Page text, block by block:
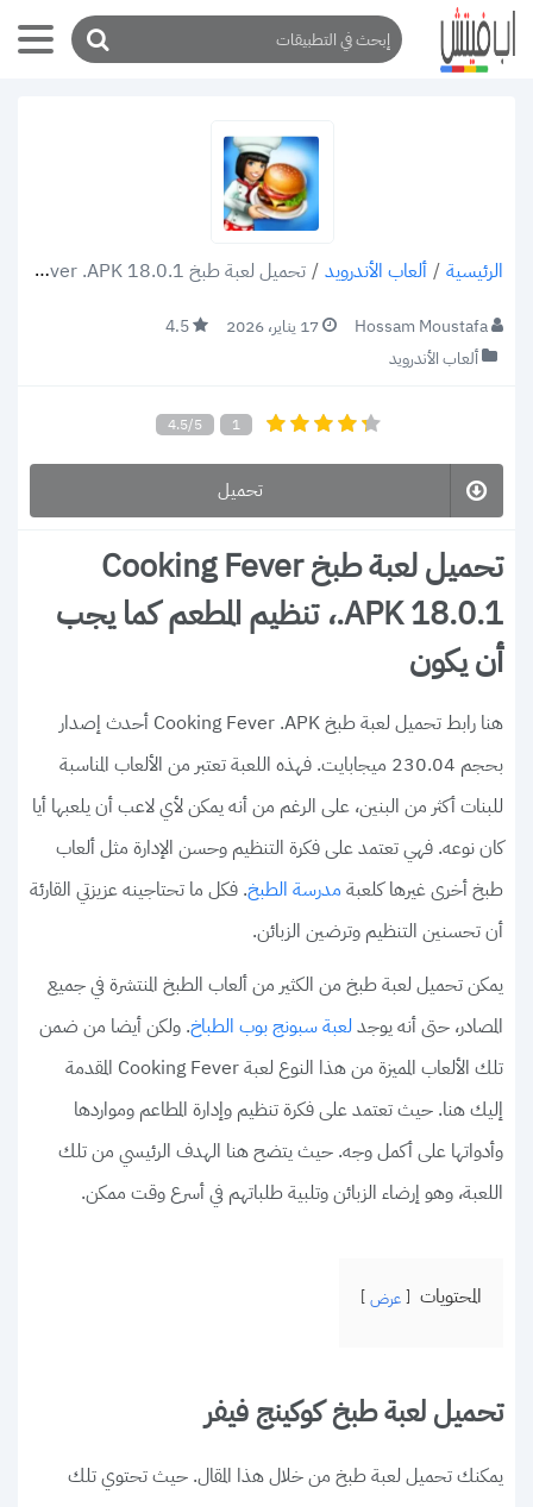
الرئيسية / ألعاب الأندرويد / تحميل لعبة طبخ Cooking Fever .APK 18.0.1، تنظيم المطعم كما يجب أن يكون
Hossam Moustafa 17 يناير، 2026
4.5
ألعاب الأندرويد
4.5/5 1
تحميل
تحميل لعبة طبخ Cooking Fever
.APK 18.0.1، تنظيم المطعم كما يجب
أن يكون
هنا رابط تحميل لعبة طبخ Cooking Fever .APK أحدث إصدار
بحجم 230.04 ميجابايت. فهذه اللعبة تعتبر من الألعاب المناسبة
للبنات أكثر من البنين، على الرغم من أنه يمكن لأي لاعب أن يلعبها أيا
كان نوعه. فهي تعتمد على فكرة التنظيم وحسن الإدارة مثل ألعاب
طبخ أخرى غيرها كلعبة مدرسة الطبخ. فكل ما تحتاجينه عزيزتي القارئة
أن تحسنين التنظيم وترضين الزبائن.
يمكن تحميل لعبة طبخ من الكثير من ألعاب الطبخ المنتشرة في جميع
المصادر، حتى أنه يوجدلعبة سبونج بوب الطباخ. ولكن أيضا من ضمن
تلك الألعاب المميزة من هذا النوع لعبة Cooking Fever المقدمة
إليك هنا. حيث تعتمد على فكرة تنظيم وإدارة المطاعم ومواردها
وأدواتها على أكمل وجه. حيث يتضح هنا الهدف الرئيسي من تلك
اللعبة، وهو إرضاء الزبائن وتلبية طلباتهم في أسرع وقت ممكن.
المحتويات عرض
تحميل لعبة طبخ كوكينج فيفر
يمكنك تحميل لعبة طبخ من خلال هذا المقال. حيث تحتوي تلك